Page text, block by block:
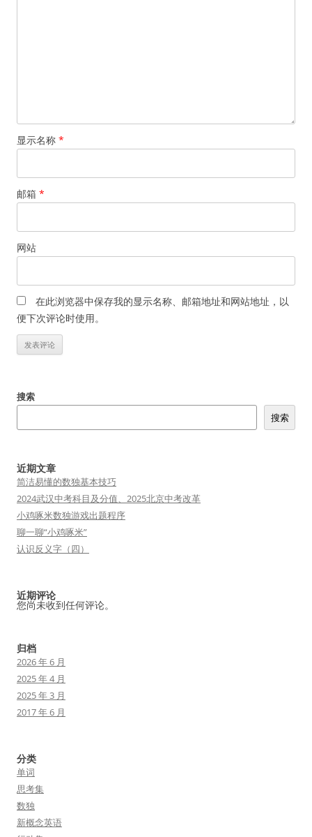
显示名称 *
邮箱 *
网站
在此浏览器中保存我的显示名称、邮箱地址和网站地址，以
便下次评论时使用。
搜索
搜索
近期文章
简洁易懂的数独基本技巧
2024武汉中考科目及分值、2025北京中考改革
小鸡啄米数独游戏出题程序
聊一聊“小鸡啄米”
认识反义字（四）
近期评论
您尚未收到任何评论。
归档
2026 年 6 月
2025 年 4 月
2025 年 3 月
2017 年 6 月
分类
单词
思考集
数独
新概念英语